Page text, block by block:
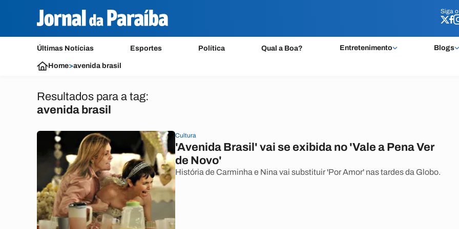
Siga o
Últimas Notícias Esportes Política Qual a Boa? Entretenimento Blogs
Siga o
Home>avenida brasil
Resultados para a tag:
avenida brasil
Cultura
'Avenida Brasil' vai se exibida no 'Vale a Pena Ver
de Novo'
História de Carminha e Nina vai substituir 'Por Amor' nas tardes da Globo.